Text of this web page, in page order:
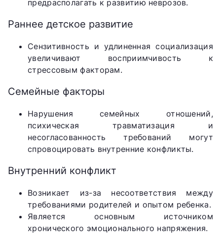
предрасполагать к развитию неврозов.
Раннее детское развитие
Сензитивность и удлиненная социализация
увеличивают восприимчивость к
стрессовым факторам.
Семейные факторы
Нарушения семейных отношений,
психическая травматизация и
несогласованность требований могут
спровоцировать внутренние конфликты.
Внутренний конфликт
Возникает из-за несоответствия между
требованиями родителей и опытом ребенка.
Является основным источником
хронического эмоционального напряжения.